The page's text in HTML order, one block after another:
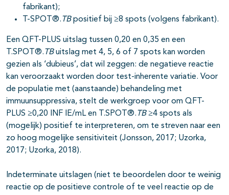
fabrikant);
T-SPOT®. TBpositief bij ≥8 spots (volgens fabrikant).
Een QFT-PLUS uitslag tussen 0,20 en 0,35 en een
T.SPOT®. TBuitslag met 4, 5, 6 of 7 spots kan worden
gezien als ‘dubieus’, dat wil zeggen: de negatieve reactie
kan veroorzaakt worden door test-inherente variatie. Voor
de populatie met (aanstaande) behandeling met
immuunsuppressiva, stelt de werkgroep voor om QFT-
PLUS ≥0,20 INF IE/mL en T.SPOT®. TB≥4 spots als
(mogelijk) positief te interpreteren, om te streven naar een
zo hoog mogelijke sensitiviteit (Jonsson, 2017; Uzorka,
2017; Uzorka, 2018).
Indeterminate uitslagen (niet te beoordelen door te weinig
reactie op de positieve controle of te veel reactie op de